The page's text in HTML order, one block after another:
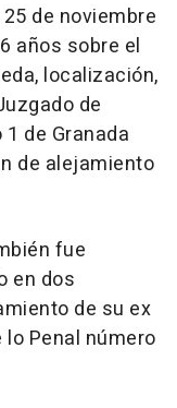
de noviembre
años sobre el
localización,
de
de Granada
de alejamiento
fue
en dos
de su ex
Penal número